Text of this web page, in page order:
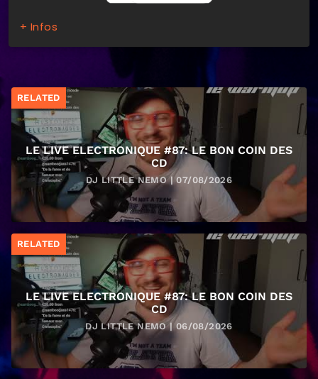
+ Infos
RELATED
LE LIVE ELECTRONIQUE #87: LE BON COIN DES
CD
DJ LITTLE NEMO | 07/08/2026
RELATED
LE LIVE ELECTRONIQUE #87: LE BON COIN DES
CD
DJ LITTLE NEMO | 06/08/2026